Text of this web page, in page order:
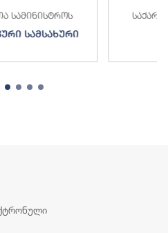
სამინისტროს
სამსახური